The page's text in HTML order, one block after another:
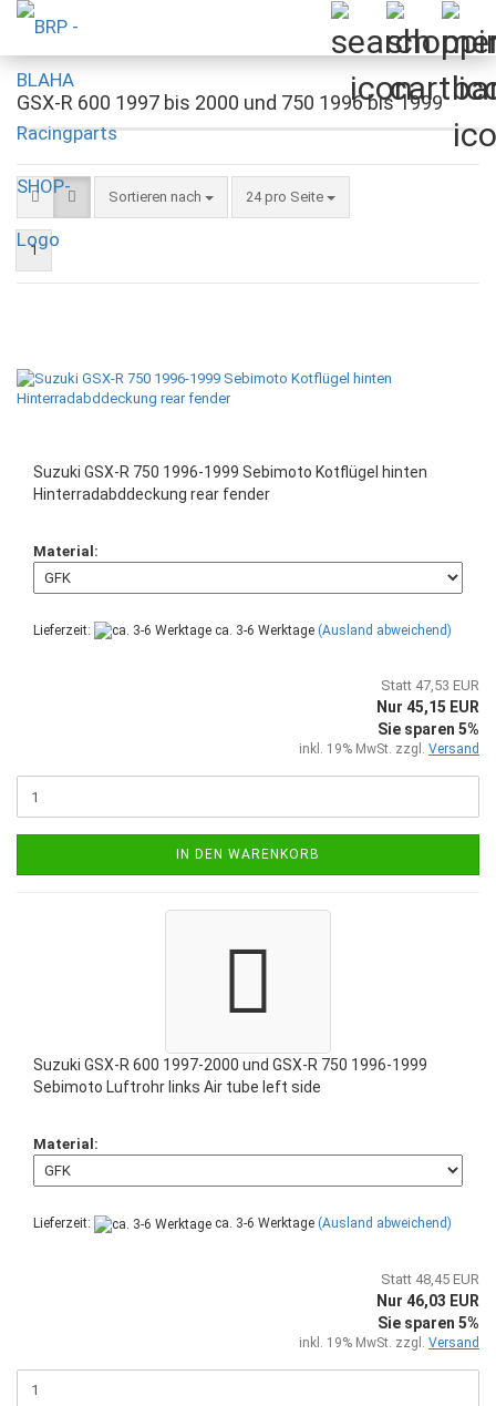
GSX-R 600 1997 bis 2000 und 750 1996 bis 1999
Sortieren nach
Sortieren nach 24 pro Seite
pro Seite
1
Suzuki GSX-R 750 1996-1999 Sebimoto Kotflügel hinten
Hinterradabddeckung rear fender
Material:
Lieferzeit: ca. 3-6 Werktage (Ausland abweichend)
Statt 47,53 EUR
Nur 45,15 EUR
Sie sparen 5%
inkl. 19% MwSt. zzgl. Versand
IN DEN WARENKORB
Suzuki GSX-R 600 1997-2000 und GSX-R 750 1996-1999
Sebimoto Luftrohr links Air tube left side
Material:
Lieferzeit: ca. 3-6 Werktage (Ausland abweichend)
Statt 48,45 EUR
Nur 46,03 EUR
Sie sparen 5%
inkl. 19% MwSt. zzgl. Versand